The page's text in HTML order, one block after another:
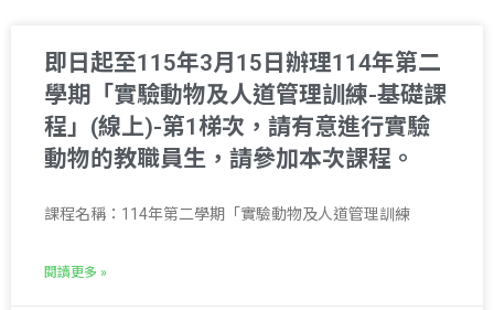
即日起至115年3月15日辦理114年第二
學期「實驗動物及人道管理訓練-基礎課
程」(線上)-第1梯次，請有意進行實驗
動物的教職員生，請參加本次課程。
課程名稱：114年第二學期「實驗動物及人道管理訓練
閱讀更多 »